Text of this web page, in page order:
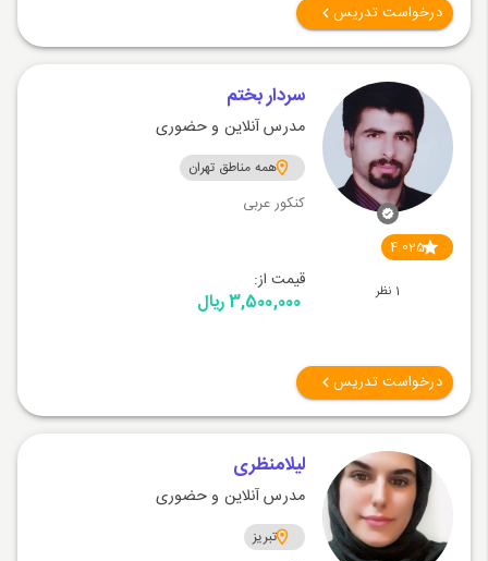
درخواست تدریس
4.025
1 نظر
سردار بختم
مدرس آنلاین و حضوری
همه مناطق تهران
کنکور عربی
قیمت از:
3,500,000 ریال
درخواست تدریس
لیلامنظری
مدرس آنلاین و حضوری
تبریز